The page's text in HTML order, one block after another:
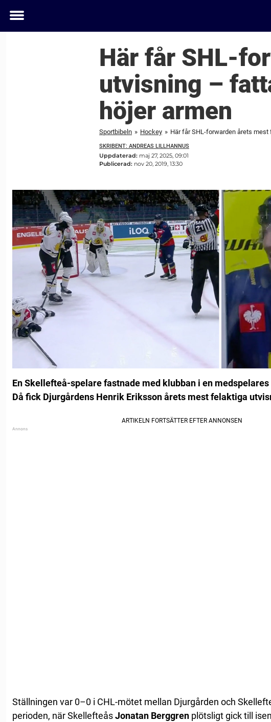
Toggle
Här får SHL-
utvisning –
höjer armen
Sportbibeln » Hockey » Här får SHL-forwarden årets
SKRIBENT: ANDREAS LILLHANNUS
Uppdaterad: maj 27, 2025, 09:01
Publicerad: nov 20, 2019, 13:30
En Skellefteå-spelare fastnade med klubban i en
Då fick Djurgårdens Henrik Eriksson årets mest felaktiga
Ställningen var 0–0 i CHL-mötet mellan Djurgården och
perioden, när SkellefteåsJonatan Berggren plötsligt gick till